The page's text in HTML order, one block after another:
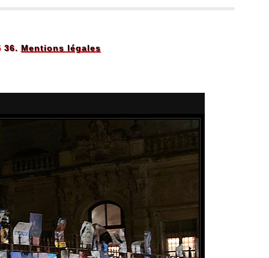
36. Mentions légales